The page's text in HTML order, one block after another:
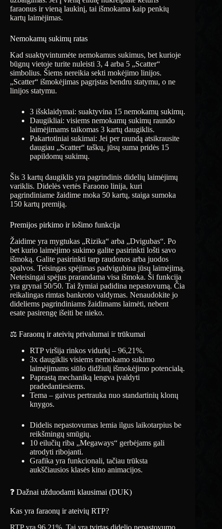
faraonus ir vieną laukinį, tai išmokama kaip penkių
kartų laimėjimas.
Nemokamų sukimų ratas
Kad suaktyvintumėte nemokamus sukimus, bet kurioje
būgnų vietoje turite nuleisti 3, 4 arba 5 „Scatter“
simbolius. Šiems nereikia sekti mokėjimo linijos.
„Scatter“ išmokėjimas pagrįstas bendru statymu, o ne
linijos statymu.
3 išsklaidymai: suaktyvina 15 nemokamų sukimų.
Daugikliai: visiems nemokamų sukimų raundo
laimėjimams taikomas 3 kartų daugiklis.
Pakartotiniai sukimai: Jei per raundą atsikrausite
daugiau „Scatter“ taškų, jūsų suma pridės 15
papildomų sukimų.
Šis 3 kartų daugiklis yra pagrindinis didelių laimėjimų
variklis. Didelės vertės Faraono linija, kuri
pagrindiniame žaidime moka 50 kartų, staiga sumoka
150 kartų premiją.
Premijos pirkimo ir lošimo funkcija
Žaidime yra mygtukas „Rizika“ arba „Dvigubas“. Po
bet kurio laimėjimo sukimo galite pasirinkti lošti savo
išmoką. Galite pasirinkti tarp raudonos arba juodos
spalvos. Teisingas spėjimas padvigubina jūsų laimėjimą.
Neteisingai spėjus prarandama visa išmoka. Ši funkcija
yra grynai 50/50. Tai žymiai padidina nepastovumą. Čia
reikalingas rimtas bankroto valdymas. Nenaudokite jo
dideliems pagrindiniams žaidimams laimėti, nebent
esate pasirengę išeiti be nieko.
⚖️ Faraonų ir ateivių privalumai ir trūkumai
RTP viršija rinkos vidurkį – 96,21%.
3x daugiklis visiems nemokamo sukimo
laimėjimams siūlo didžiulį išmokėjimo potencialą.
Paprastą mechaniką lengva įvaldyti
pradedantiesiems.
Tema – gaivus pertrauka nuo standartinių klonų
knygos.
Didelis nepastovumas lemia ilgus laikotarpius be
reikšmingų smūgių.
10 eilučių riba „Megaways“ gerbėjams gali
atrodyti ribojanti.
Grafika yra funkcionali, tačiau trūksta
aukščiausios klasės kino animacijos.
❓ Dažnai užduodami klausimai (DUK)
Kas yra faraonų ir ateivių RTP?